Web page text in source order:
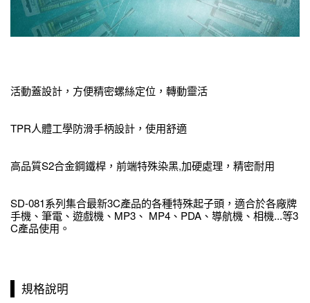
活動蓋設計，方便精密螺絲定位，轉動靈活
TPR人體工學防滑手柄設計，使用舒適
高品質S2合金鋼鐵桿，前端特殊染黑,加硬處理，精密耐用
SD-081系列集合最新3C產品的各種特殊起子頭，適合於各廠牌
手機、筆電、遊戲機、MP3、 MP4、PDA、導航機、相機...等3
C產品使用。
規格說明